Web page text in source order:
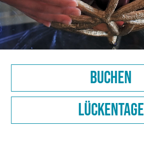
Buchen
Lückentage